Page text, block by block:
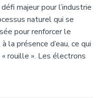
majeur pour l’industrie
naturel qui se
pour renforcer le
la présence d’eau, ce qui
rouille ». Les électrons